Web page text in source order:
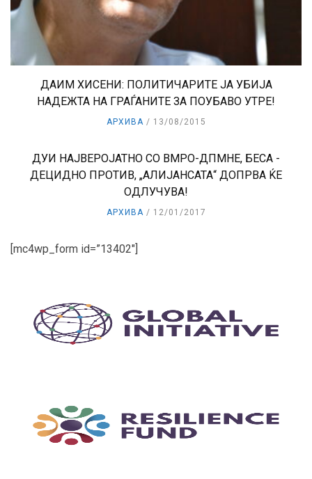
ДАИМ ХИСЕНИ: ПОЛИТИЧАРИТЕ ЈА УБИЈА
НАДЕЖТА НА ГРАЃАНИТЕ ЗА ПОУБАВО УТРЕ!
АРХИВА 13/08/2015
ДУИ НАЈВЕРОЈАТНО СО ВМРО-ДПМНЕ, БЕСА -
ДЕЦИДНО ПРОТИВ, „АЛИЈАНСАТА“ ДОПРВА ЌЕ
ОДЛУЧУВА!
АРХИВА 12/01/2017
[mc4wp_form id=”13402″]